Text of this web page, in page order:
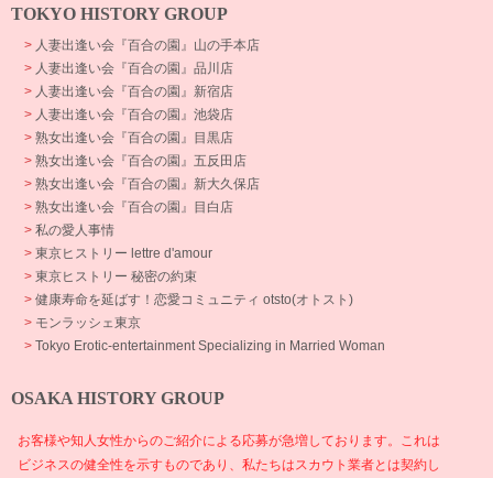
TOKYO HISTORY GROUP
> 人妻出逢い会『百合の園』山の手本店
> 人妻出逢い会『百合の園』品川店
> 人妻出逢い会『百合の園』新宿店
> 人妻出逢い会『百合の園』池袋店
> 熟女出逢い会『百合の園』目黒店
> 熟女出逢い会『百合の園』五反田店
> 熟女出逢い会『百合の園』新大久保店
> 熟女出逢い会『百合の園』目白店
> 私の愛人事情
> 東京ヒストリー lettre d'amour
> 東京ヒストリー 秘密の約束
> 健康寿命を延ばす！恋愛コミュニティ otsto(オトスト)
> モンラッシェ東京
> Tokyo Erotic-entertainment Specializing in Married Woman
OSAKA HISTORY GROUP
お客様や知人女性からのご紹介による応募が急増しております。これは
ビジネスの健全性を示すものであり、私たちはスカウト業者とは契約し